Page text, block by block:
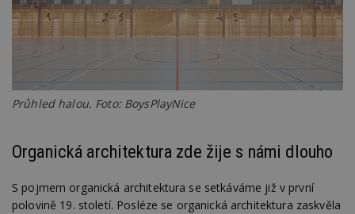
Průhled halou. Foto: BoysPlayNice
Organická architektura zde žije s námi dlouho
S pojmem organická architektura se setkáváme již v první
polovině 19. století. Posléze se organická architektura zaskvěla